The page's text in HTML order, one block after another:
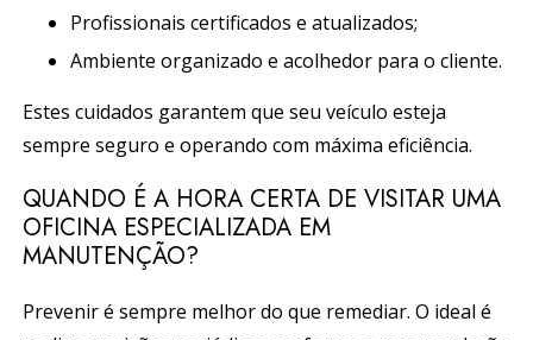
Profissionais certificados e atualizados;
Ambiente organizado e acolhedor para o cliente.
Estes cuidados garantem que seu veículo esteja
sempre seguro e operando com máxima eficiência.
QUANDO É A HORA CERTA DE VISITAR UMA
OFICINA ESPECIALIZADA EM
MANUTENÇÃO?
Prevenir é sempre melhor do que remediar. O ideal é